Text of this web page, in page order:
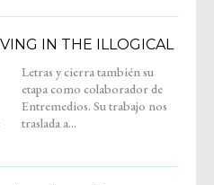
IN THE ILLOGICAL
traslada a...